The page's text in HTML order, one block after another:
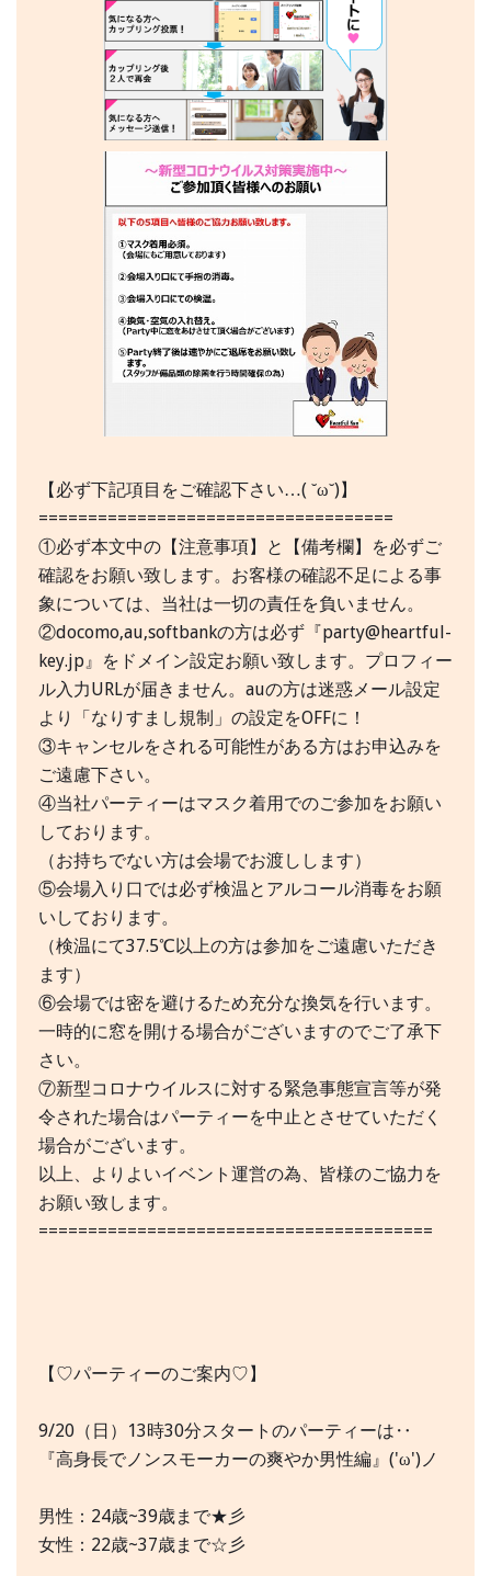
【必ず下記項目をご確認下さい…( ˘ω˘)】
====================================
①必ず本文中の【注意事項】と【備考欄】を必ずご
確認をお願い致します。お客様の確認不足による事
象については、当社は一切の責任を負いません。
②docomo,au,softbankの方は必ず『party@heartful-
key.jp』をドメイン設定お願い致します。プロフィー
ル入力URLが届きません。auの方は迷惑メール設定
より「なりすまし規制」の設定をOFFに！
③キャンセルをされる可能性がある方はお申込みを
ご遠慮下さい。
④当社パーティーはマスク着用でのご参加をお願い
しております。
（お持ちでない方は会場でお渡しします）
⑤会場入り口では必ず検温とアルコール消毒をお願
いしております。
（検温にて37.5℃以上の方は参加をご遠慮いただき
ます）
⑥会場では密を避けるため充分な換気を行います。
一時的に窓を開ける場合がございますのでご了承下
さい。
⑦新型コロナウイルスに対する緊急事態宣言等が発
令された場合はパーティーを中止とさせていただく
場合がございます。
以上、よりよいイベント運営の為、皆様のご協力を
お願い致します。
========================================
【♡パーティーのご案内♡】
9/20（日）13時30分スタートのパーティーは‥
『高身長でノンスモーカーの爽やか男性編』('ω')ノ
男性：24歳~39歳まで★彡
女性：22歳~37歳まで☆彡